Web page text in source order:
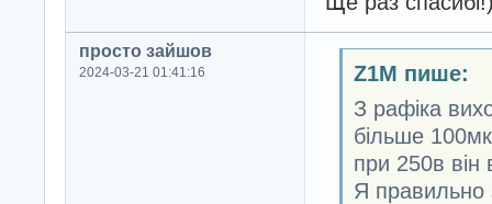
просто зайшов
2024-03-21 01:41:16
Z1M пише:
З рафіка
більше
при 250в він
Я правильно